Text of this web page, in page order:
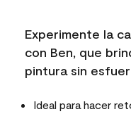
Experimente la
con Ben, que
pintura sin
Ideal para hacer